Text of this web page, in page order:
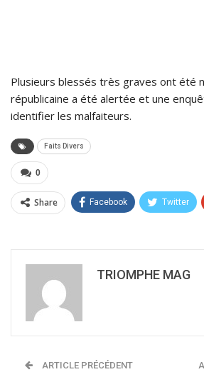
Plusieurs blessés très graves ont été
républicaine a été alertée et une
identifier les malfaiteurs.
Faits Divers
0
Share Facebook Twitter
TRIOMPHE MAG
ARTICLE PRÉCÉDENT